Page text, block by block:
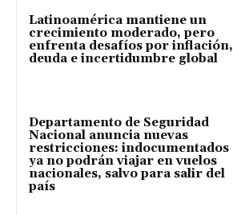
Latinoamérica mantiene un
crecimiento moderado, pero
enfrenta desafíos por inflación,
deuda e incertidumbre global
Departamento de Seguridad
Nacional anuncia nuevas
restricciones: indocumentados
ya no podrán viajar en vuelos
nacionales, salvo para salir del
país